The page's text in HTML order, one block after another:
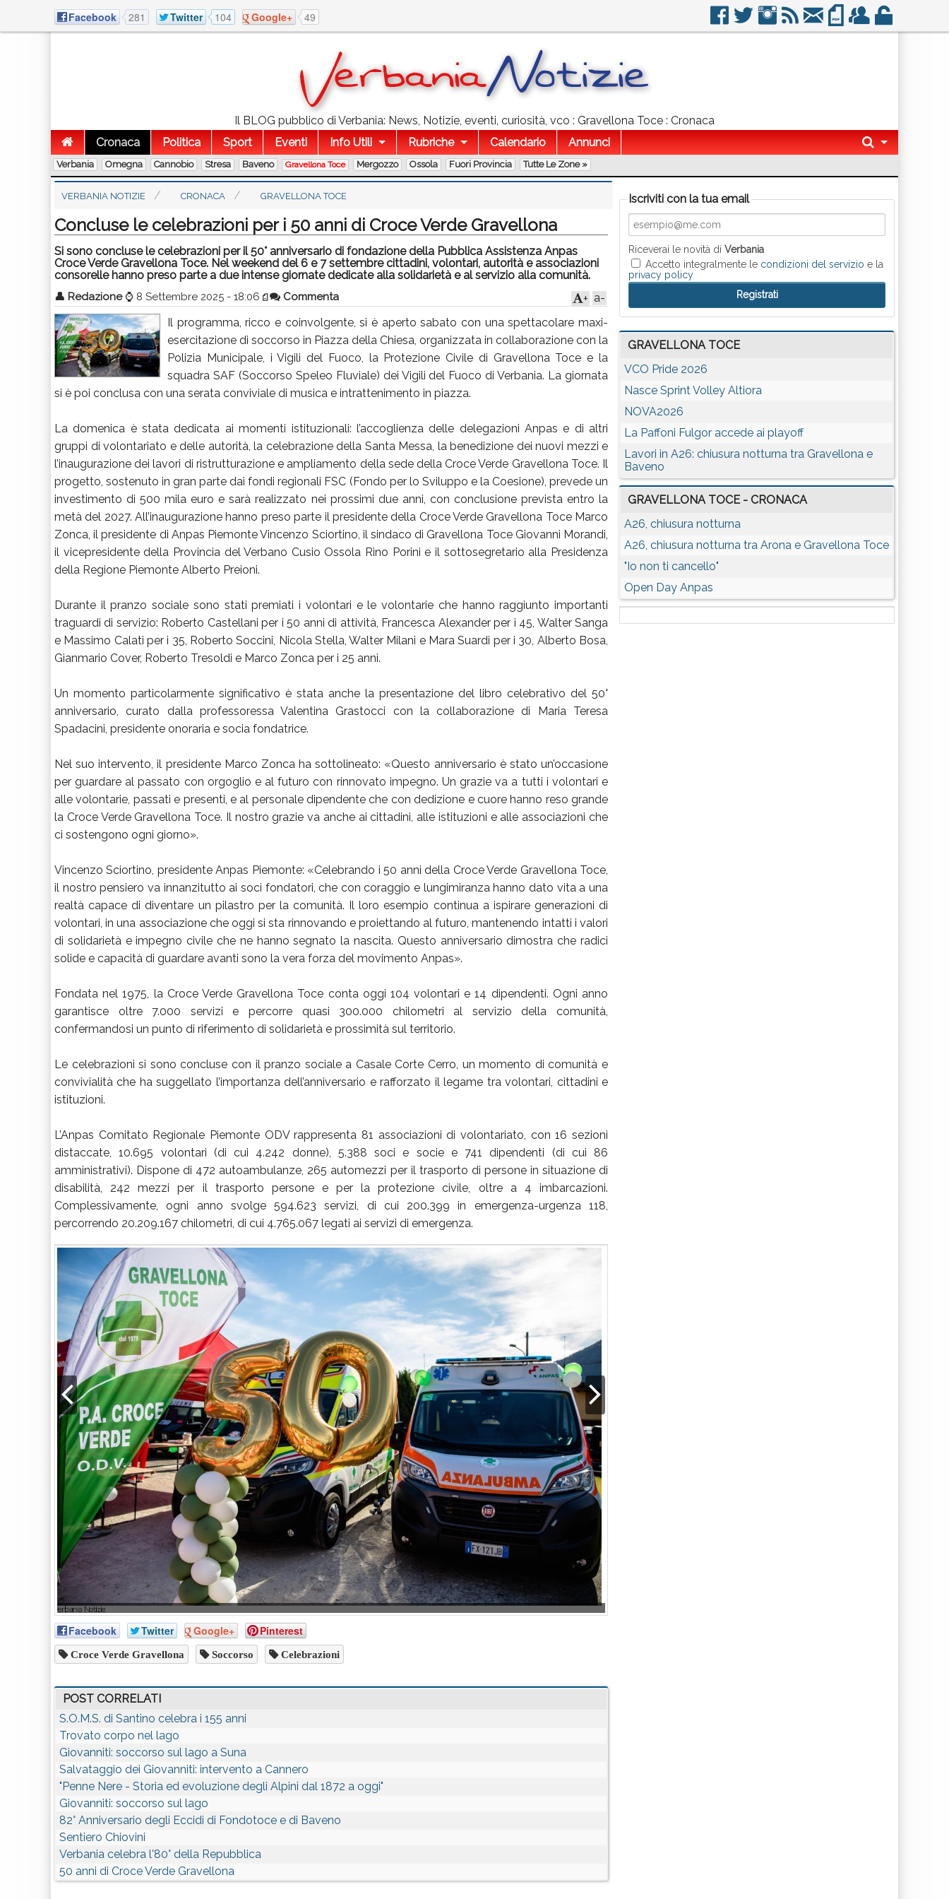
Facebook 281 Twitter 104 Google+ 49
Il BLOG pubblico di Verbania: News, Notizie, eventi, curiosità, vco : Gravellona Toce : Cronaca
Cronaca
Politica Sport Eventi Info Utili Rubriche Calendario Annunci
Verbania Omegna Cannobio Stresa Baveno Gravellona Toce Mergozzo Ossola Fuori Provincia Tutte Le Zone »
VERBANIA NOTIZIE CRONACA GRAVELLONA TOCE
Concluse le celebrazioni per i 50 anni di Croce Verde Gravellona
Si sono concluse le celebrazioni per il 50° anniversario di fondazione della Pubblica Assistenza Anpas
Croce Verde Gravellona Toce. Nel weekend del 6 e 7 settembre cittadini, volontari, autorità e associazioni
consorelle hanno preso parte a due intense giornate dedicate alla solidarietà e al servizio alla comunità.
👤 Redazione ⌚ 8 Settembre 2025 - 18:06 Commenta a-
+
Il programma, ricco e coinvolgente, si è aperto sabato con una spettacolare maxi-
esercitazione di soccorso in Piazza della Chiesa, organizzata in collaborazione con la
Polizia Municipale, i Vigili del Fuoco, la Protezione Civile di Gravellona Toce e la
squadra SAF (Soccorso Speleo Fluviale) dei Vigili del Fuoco di Verbania. La giornata
si è poi conclusa con una serata conviviale di musica e intrattenimento in piazza.
La domenica è stata dedicata ai momenti istituzionali: l’accoglienza delle delegazioni Anpas e di altri
gruppi di volontariato e delle autorità, la celebrazione della Santa Messa, la benedizione dei nuovi mezzi e
l’inaugurazione dei lavori di ristrutturazione e ampliamento della sede della Croce Verde Gravellona Toce. Il
progetto, sostenuto in gran parte dai fondi regionali FSC (Fondo per lo Sviluppo e la Coesione), prevede un
investimento di 500 mila euro e sarà realizzato nei prossimi due anni, con conclusione prevista entro la
metà del 2027. All’inaugurazione hanno preso parte il presidente della Croce Verde Gravellona Toce Marco
Zonca, il presidente di Anpas Piemonte Vincenzo Sciortino, il sindaco di Gravellona Toce Giovanni Morandi,
il vicepresidente della Provincia del Verbano Cusio Ossola Rino Porini e il sottosegretario alla Presidenza
della Regione Piemonte Alberto Preioni.
Durante il pranzo sociale sono stati premiati i volontari e le volontarie che hanno raggiunto importanti
traguardi di servizio: Roberto Castellani per i 50 anni di attività, Francesca Alexander per i 45, Walter Sanga
e Massimo Calati per i 35, Roberto Soccini, Nicola Stella, Walter Milani e Mara Suardi per i 30, Alberto Bosa,
Gianmario Cover, Roberto Tresoldi e Marco Zonca per i 25 anni.
Un momento particolarmente significativo è stata anche la presentazione del libro celebrativo del 50°
anniversario, curato dalla professoressa Valentina Grastocci con la collaborazione di Maria Teresa
Spadacini, presidente onoraria e socia fondatrice.
Nel suo intervento, il presidente Marco Zonca ha sottolineato: «Questo anniversario è stato un’occasione
per guardare al passato con orgoglio e al futuro con rinnovato impegno. Un grazie va a tutti i volontari e
alle volontarie, passati e presenti, e al personale dipendente che con dedizione e cuore hanno reso grande
la Croce Verde Gravellona Toce. Il nostro grazie va anche ai cittadini, alle istituzioni e alle associazioni che
ci sostengono ogni giorno».
Vincenzo Sciortino, presidente Anpas Piemonte: «Celebrando i 50 anni della Croce Verde Gravellona Toce,
il nostro pensiero va innanzitutto ai soci fondatori, che con coraggio e lungimiranza hanno dato vita a una
realtà capace di diventare un pilastro per la comunità. Il loro esempio continua a ispirare generazioni di
volontari, in una associazione che oggi si sta rinnovando e proiettando al futuro, mantenendo intatti i valori
di solidarietà e impegno civile che ne hanno segnato la nascita. Questo anniversario dimostra che radici
solide e capacità di guardare avanti sono la vera forza del movimento Anpas».
Fondata nel 1975, la Croce Verde Gravellona Toce conta oggi 104 volontari e 14 dipendenti. Ogni anno
garantisce oltre 7.000 servizi e percorre quasi 300.000 chilometri al servizio della comunità,
confermandosi un punto di riferimento di solidarietà e prossimità sul territorio.
Le celebrazioni si sono concluse con il pranzo sociale a Casale Corte Cerro, un momento di comunità e
convivialità che ha suggellato l’importanza dell’anniversario e rafforzato il legame tra volontari, cittadini e
istituzioni.
L’Anpas Comitato Regionale Piemonte ODV rappresenta 81 associazioni di volontariato, con 16 sezioni
distaccate, 10.695 volontari (di cui 4.242 donne), 5.388 soci e socie e 741 dipendenti (di cui 86
amministrativi). Dispone di 472 autoambulanze, 265 automezzi per il trasporto di persone in situazione di
disabilità, 242 mezzi per il trasporto persone e per la protezione civile, oltre a 4 imbarcazioni.
Complessivamente, ogni anno svolge 594.623 servizi, di cui 200.399 in emergenza-urgenza 118,
percorrendo 20.209.167 chilometri, di cui 4.765.067 legati ai servizi di emergenza.
Facebook Twitter Google+ Pinterest
Croce Verde Gravellona Soccorso Celebrazioni
POST CORRELATI
S.O.M.S. di Santino celebra i 155 anni
Trovato corpo nel lago
Giovanniti: soccorso sul lago a Suna
Salvataggio dei Giovanniti: intervento a Cannero
"Penne Nere - Storia ed evoluzione degli Alpini dal 1872 a oggi"
Giovanniti: soccorso sul lago
82° Anniversario degli Eccidi di Fondotoce e di Baveno
Sentiero Chiovini
Verbania celebra l'80° della Repubblica
50 anni di Croce Verde Gravellona
Iscriviti con la tua email
Riceverai le novità diVerbania
Accetto integralmente le condizioni del servizio e la
privacy policy
GRAVELLONA TOCE
VCO Pride 2026
Nasce Sprint Volley Altiora
NOVA2026
La Paffoni Fulgor accede ai playoff
Lavori in A26: chiusura notturna tra Gravellona e
Baveno
GRAVELLONA TOCE - CRONACA
A26, chiusura notturna
A26, chiusura notturna tra Arona e Gravellona Toce
"Io non ti cancello"
Open Day Anpas